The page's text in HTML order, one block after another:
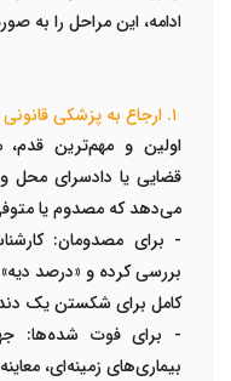
ادامه، این مراحل را به
اولین و مهم‌ترین
قضایی یا دادسرای محل
می‌دهد که مصدوم یا
- برای مصدومان:
بررسی کرده و «درصد
کامل برای شکستن یک
- برای فوت شده‌ها:
بیماری‌های زمینه‌ای،